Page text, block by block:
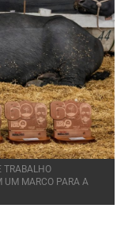
TRABALHO
UM MARCO PARA A